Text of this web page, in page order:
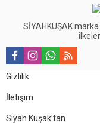
SİYAHKUŞAK
Gizlilik
İletişim
Siyah Kuşak’tan